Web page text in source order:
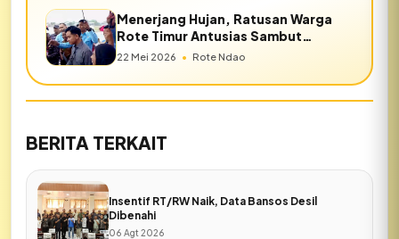
Menerjang Hujan, Ratusan Warga
Rote Timur Antusias Sambut
Kedatangan Wapres Gibran
22 Mei 2026 • Rote Ndao
BERITA TERKAIT
Insentif RT/RW Naik, Data Bansos Desil
Dibenahi
06 Agt 2026